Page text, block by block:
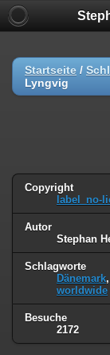
Startseite /
Lyngvig
Copyright
label_no-
Autor
Stephan
Schlagworte
Dänemark,
worldwide
Besuche
2172